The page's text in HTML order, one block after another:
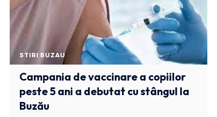
STIRI BUZAU
Campania de vaccinare a copiilor
peste 5 ani a debutat cu stângul la
Buzău